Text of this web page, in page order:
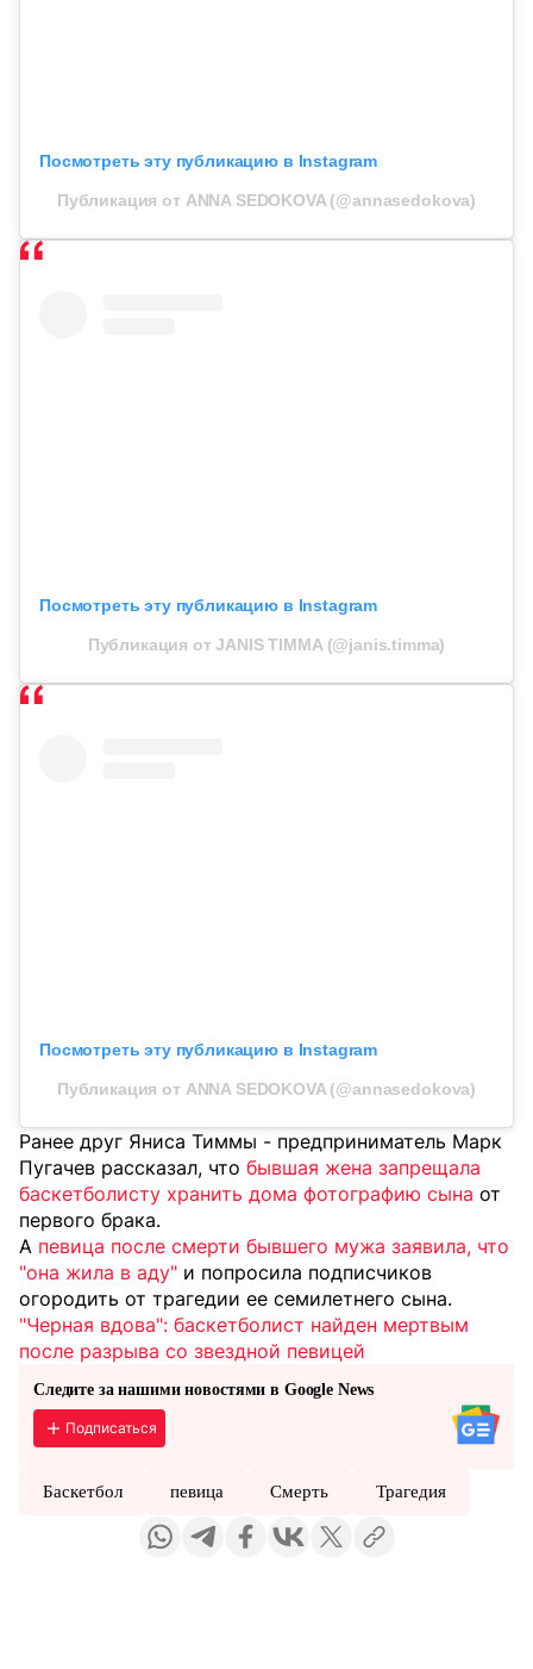
Посмотреть эту публикацию в Instagram
Публикация от ANNA SEDOKOVA (@annasedokova)
Посмотреть эту публикацию в Instagram
Публикация от JANIS TIMMA (@janis.timma)
Посмотреть эту публикацию в Instagram
Публикация от ANNA SEDOKOVA (@annasedokova)
Ранее друг Яниса Тиммы - предприниматель Марк
Пугачев рассказал, что бывшая жена запрещала
баскетболисту хранить дома фотографию сына от
первого брака.
А певица после смерти бывшего мужа заявила, что
"она жила в аду" и попросила подписчиков
огородить от трагедии ее семилетнего сына.
"Черная вдова": баскетболист найден мертвым
после разрыва со звездной певицей
Следите за нашими новостями в Google News
Подписаться
Баскетбол певица Смерть Трагедия